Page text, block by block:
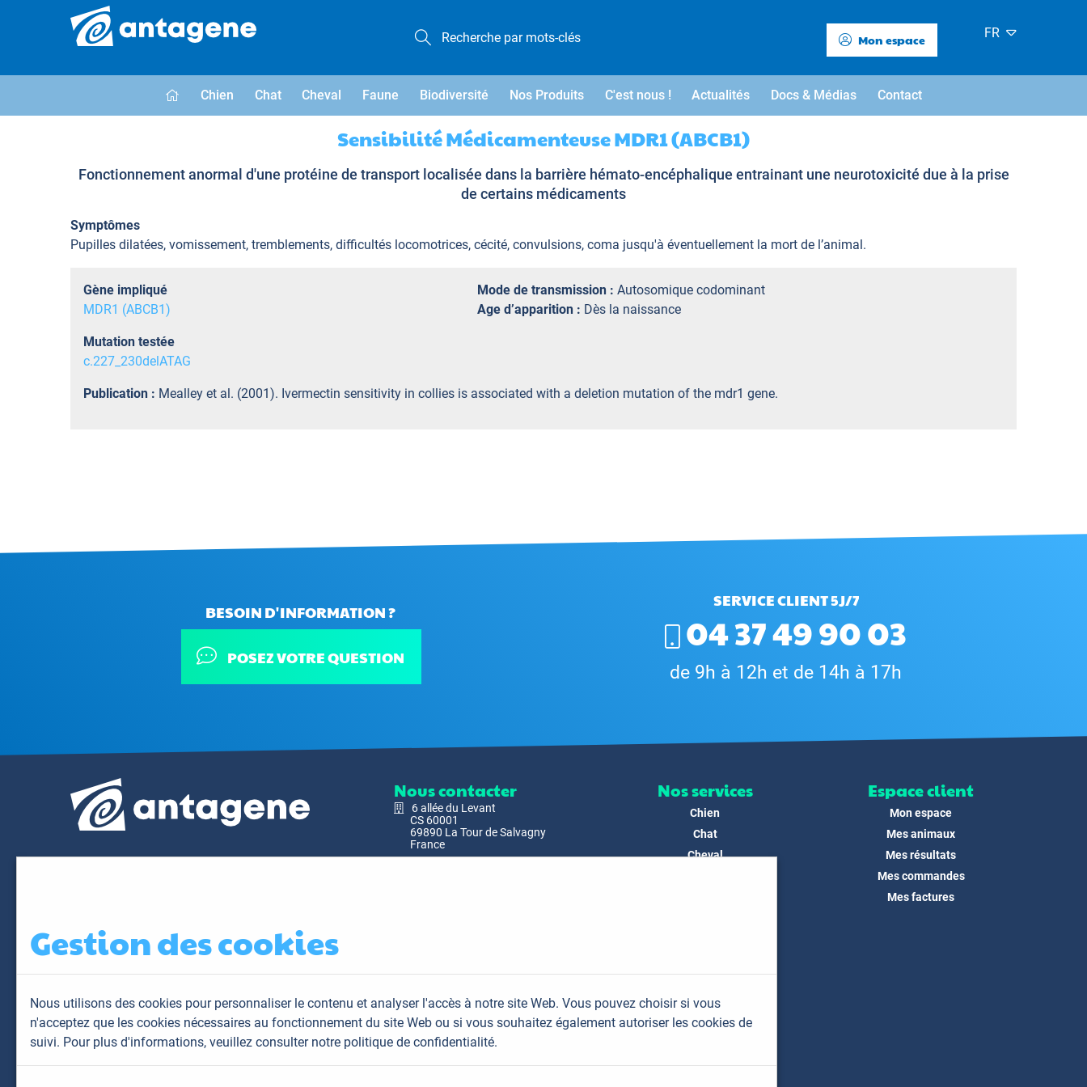
Mon espace FR
Chien Chat Cheval Faune Biodiversité Nos Produits C'est nous ! Actualités Docs & Médias Contact
Sensibilité Médicamenteuse MDR1 (ABCB1)
Fonctionnement anormal d'une protéine de transport localisée dans la barrière hémato-encéphalique entrainant une neurotoxicité due à la prise
de certains médicaments
Symptômes
Pupilles dilatées, vomissement, tremblements, difficultés locomotrices, cécité, convulsions, coma jusqu'à éventuellement la mort de l’animal.
Gène impliqué
MDR1 (ABCB1)
Mutation testée
c.227_230delATAG
Mode de transmission : Autosomique codominant
Age d’apparition : Dès la naissance
Publication : Mealley et al. (2001). Ivermectin sensitivity in collies is associated with a deletion mutation of the mdr1 gene.
BESOIN D'INFORMATION ?
POSEZ VOTRE QUESTION
SERVICE CLIENT 5J/7
04 37 49 90 03
de 9h à 12h et de 14h à 17h
Nous contacter
6 allée du Levant
CS 60001
69890 La Tour de Salvagny
France
Nos services
Chien
Chat
Cheval
FAQ
Contact
Espace client
Mon espace
Mes animaux
Mes résultats
Mes commandes
Mes factures
Gestion des cookies
Nous utilisons des cookies pour personnaliser le contenu et analyser l'accès à notre site Web. Vous pouvez choisir si vous
n'acceptez que les cookies nécessaires au fonctionnement du site Web ou si vous souhaitez également autoriser les cookies de
suivi. Pour plus d'informations, veuillez consulter notre politique de confidentialité.